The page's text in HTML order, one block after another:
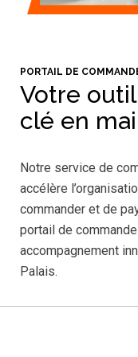
PORTAIL DE
Votre
clé en
Notre service de
accélère
commander et de
portail de
accompagnement
Palais.